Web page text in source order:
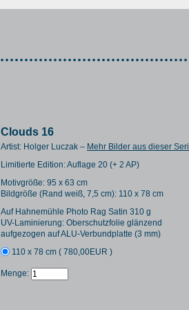
Clouds 16
Artist: Holger Luczak – Mehr Bilder aus dieser
Limitierte Edition: Auflage 20 (+ 2 AP)
Motivgröße: 95 x 63 cm
Bildgröße (Rand weiß, 7,5 cm): 110 x 78 cm
Auf Hahnemühle Photo Rag Satin 310 g
UV-Laminierung: Oberschutzfolie glänzend
aufgezogen auf ALU-Verbundplatte (3 mm)
110 x 78 cm ( 780,00EUR )
Menge: